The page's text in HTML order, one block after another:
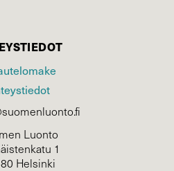
Luonto
1
Helsinki